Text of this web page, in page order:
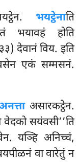
भयट्ठेनाति
भयावहं होति
देवानं विय. इति
वसेन एकं सम्मसनं.
असारकट्ठेन.
वेदको सयंवसी’’ति
यञ्हि अनिच्चं,
वा वारेतुं न